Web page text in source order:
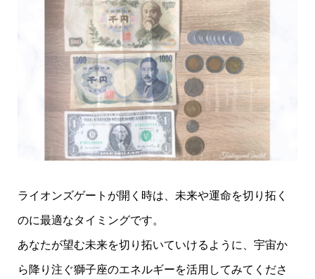
ライオンズゲートが開く時は、未来や運命を切り拓く
のに最適なタイミングです。
あなたが望む未来を切り拓いていけるように、宇宙か
ら降り注ぐ獅子座のエネルギーを活用してみてくださ